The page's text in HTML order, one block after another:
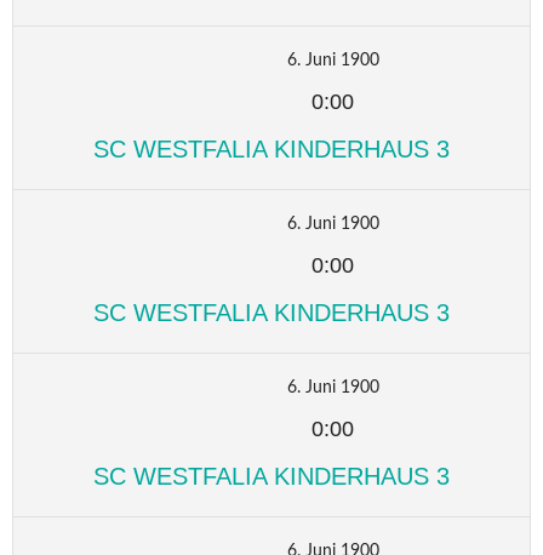
6. Juni 1900
0:00
SC WESTFALIA KINDERHAUS 3
6. Juni 1900
0:00
SC WESTFALIA KINDERHAUS 3
6. Juni 1900
0:00
SC WESTFALIA KINDERHAUS 3
6. Juni 1900